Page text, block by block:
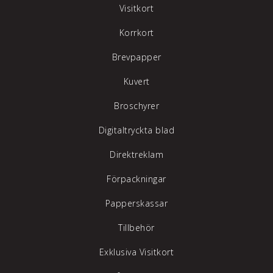
Visitkort
Korrkort
Brevpapper
Kuvert
Broschyrer
Digitaltryckta blad
Direktreklam
Förpackningar
Papperskassar
Tillbehör
Exklusiva Visitkort